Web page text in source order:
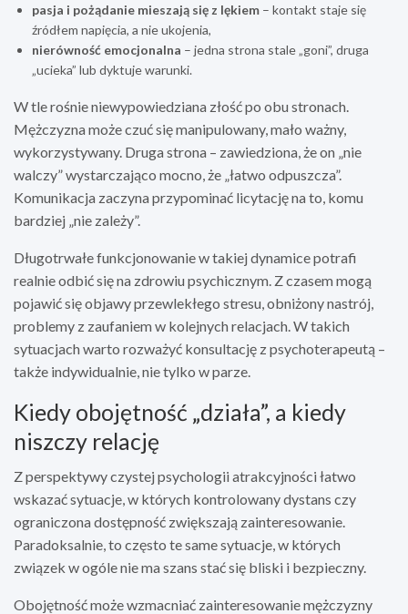
pasja i pożądanie mieszają się z lękiem – kontakt staje się
źródłem napięcia, a nie ukojenia,
nierówność emocjonalna – jedna strona stale „goni”, druga
„ucieka” lub dyktuje warunki.
W tle rośnie niewypowiedziana złość po obu stronach.
Mężczyzna może czuć się manipulowany, mało ważny,
wykorzystywany. Druga strona – zawiedziona, że on „nie
walczy” wystarczająco mocno, że „łatwo odpuszcza”.
Komunikacja zaczyna przypominać licytację na to, komu
bardziej „nie zależy”.
Długotrwałe funkcjonowanie w takiej dynamice potrafi
realnie odbić się na zdrowiu psychicznym. Z czasem mogą
pojawić się objawy przewlekłego stresu, obniżony nastrój,
problemy z zaufaniem w kolejnych relacjach. W takich
sytuacjach warto rozważyć konsultację z psychoterapeutą –
także indywidualnie, nie tylko w parze.
Kiedy obojętność „działa”, a kiedy
niszczy relację
Z perspektywy czystej psychologii atrakcyjności łatwo
wskazać sytuacje, w których kontrolowany dystans czy
ograniczona dostępność zwiększają zainteresowanie.
Paradoksalnie, to często te same sytuacje, w których
związek w ogóle nie ma szans stać się bliski i bezpieczny.
Obojętność może wzmacniać zainteresowanie mężczyzny